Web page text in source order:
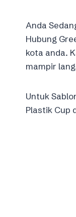
Anda
Hubung
kota anda.
mampir
Untuk
Plastik Cup